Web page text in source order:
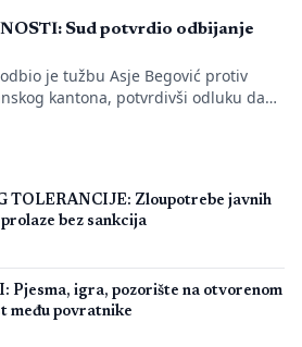
Sud potvrdio odbijanje
je tužbu Asje Begović protiv
kantona, potvrdivši odluku da
obnovi licenca za samostalan rad
uslova. Presuda bi mogla
koje bivši studenti spornih
TOLERANCIJE: Zloupotrebe javnih
bez sankcija
Pjesma, igra, pozorište na otvorenom
među povratnike